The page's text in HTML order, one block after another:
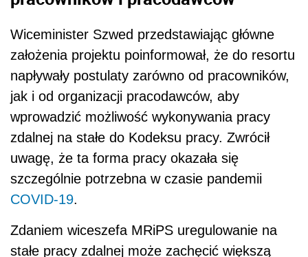
Wiceminister Szwed przedstawiając główne
założenia projektu poinformował, że do resortu
napływały postulaty zarówno od pracowników,
jak i od organizacji pracodawców, aby
wprowadzić możliwość wykonywania pracy
zdalnej na stałe do Kodeksu pracy. Zwrócił
uwagę, że ta forma pracy okazała się
szczególnie potrzebna w czasie pandemii
COVID-19.
Zdaniem wiceszefa MRiPS uregulowanie na
stałe pracy zdalnej może zachęcić większą